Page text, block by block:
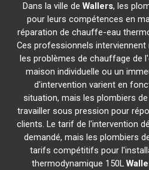
Dans la ville de Wallers, les
pour leurs compétences en
réparation de chauffe-eau
Ces professionnels
les problèmes de chauffage de
maison individuelle ou un
d'intervention varient en
situation, mais les plombiers
travailler sous pression pour
clients. Le tarif de l'intervention
demandé, mais les plombiers
tarifs compétitifs pour
thermodynamique 150L